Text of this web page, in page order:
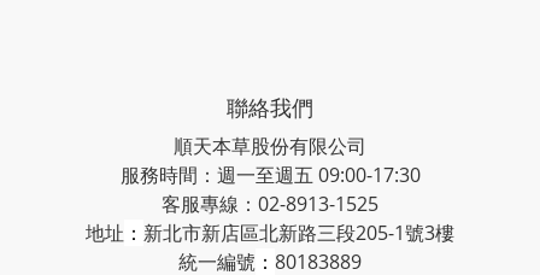
聯絡我們
順天本草股份有限公司
服務時間：週一至週五 09:00-17:30
客服專線：02-8913-1525
地址 ： 新北市新店區北新路三段205-1號3樓
統一編號 ： 80183889